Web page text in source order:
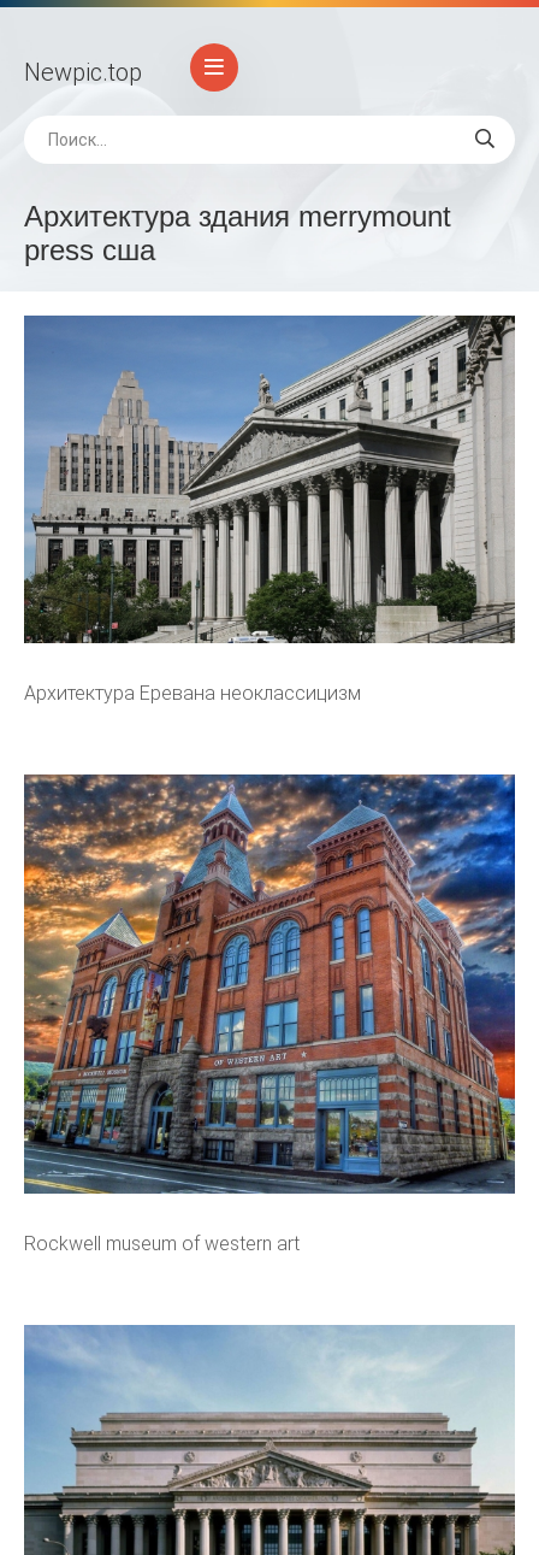
Newpic.top
Архитектура здания merrymount
press сша
Архитектура Еревана неоклассицизм
Rockwell museum of western art